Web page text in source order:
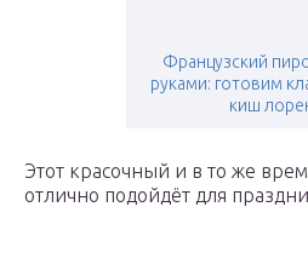
Французский
руками: готовим
киш
Этот красочный и в то же
отлично подойдёт для